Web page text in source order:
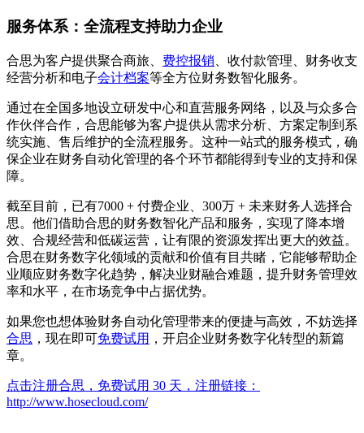
服务体系：全流程支持助力企业
合思为客户提供聚合商旅、 费控报销 、收付款管理、财务收支
经营分析和电子会计档案等全方位财务数智化服务。
通过在全国多地设立研发中心和直营服务网络，以及与众多合
作伙伴合作，合思能够为客户提供从需求分析、方案定制到系
统实施、售后维护的全流程服务。这种一站式的服务模式，确
保企业在财务自动化管理的各个环节都能得到专业的支持和保
障。
截至目前，已有7000 + 付费企业、300万 + 未来财务人选择合
思。他们借助合思的财务数智化产品和服务，实现了降本增
效、合规经营和低碳运营，让有限的资源发挥出更大的效益。
合思在财务数字化领域的贡献和价值有目共睹，它能够帮助企
业顺应财务数字化趋势，解决业财融合难题，提升财务管理效
率和水平，在市场竞争中占据优势。
如果您也想体验财务自动化管理带来的便捷与高效，不妨选择
合思 ，现在即可免费试用 ，开启企业财务数字化转型的新篇
章。
点击注册合思，免费试用 30 天，注册链接：
http://www.hosecloud.com/